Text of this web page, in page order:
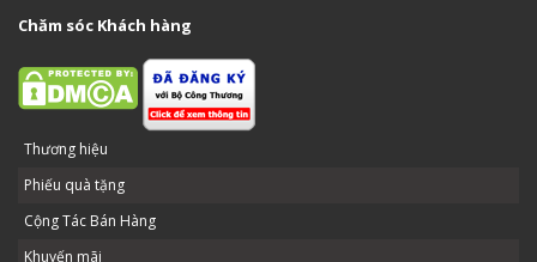
Chăm sóc Khách hàng
Thương hiệu
Phiếu quà tặng
Cộng Tác Bán Hàng
Khuyến mãi